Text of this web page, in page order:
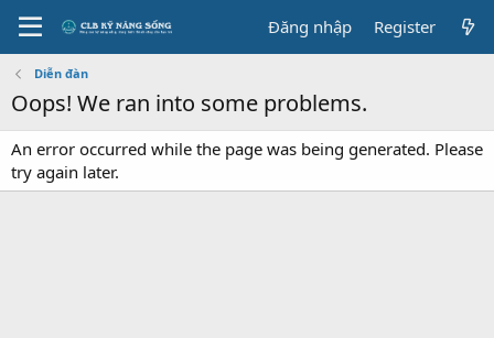
Đăng nhập Register
Diễn đàn
Oops! We ran into some problems.
An error occurred while the page was being generated. Please
try again later.